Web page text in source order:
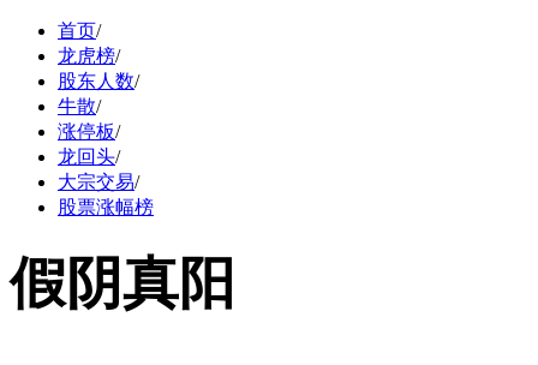
首页/
龙虎榜/
股东人数/
牛散/
涨停板/
龙回头/
大宗交易/
股票涨幅榜
假阴真阳